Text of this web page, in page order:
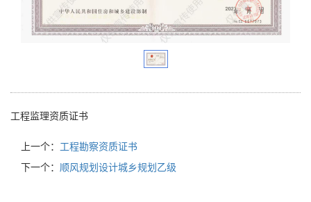
工程监理资质证书
上一个： 工程勘察资质证书
下一个： 顺风规划设计城乡规划乙级